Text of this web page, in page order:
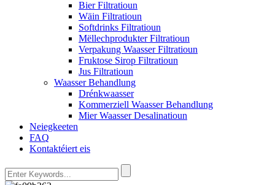
Bier Filtratioun
Wäin Filtratioun
Softdrinks Filtratioun
Mëllechprodukter Filtratioun
Verpakung Waasser Filtratioun
Fruktose Sirop Filtratioun
Jus Filtratioun
Waasser Behandlung
Drénkwaasser
Kommerziell Waasser Behandlung
Mier Waasser Desalinatioun
Neiegkeeten
FAQ
Kontaktéiert eis